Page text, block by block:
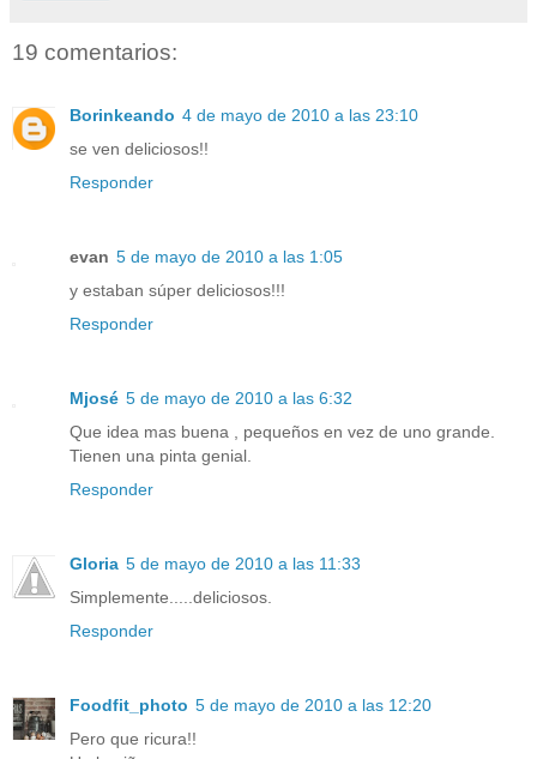
19 comentarios:
Borinkeando 4 de mayo de 2010 a las 23:10
se ven deliciosos!!
Responder
evan 5 de mayo de 2010 a las 1:05
y estaban súper deliciosos!!!
Responder
Mjosé 5 de mayo de 2010 a las 6:32
Que idea mas buena , pequeños en vez de uno grande.
Tienen una pinta genial.
Responder
Gloria 5 de mayo de 2010 a las 11:33
Simplemente.....deliciosos.
Responder
Foodfit_photo 5 de mayo de 2010 a las 12:20
Pero que ricura!!